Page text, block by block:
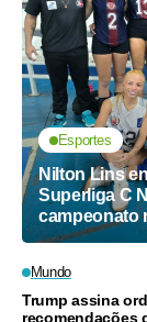
Esportes
Nilton Lins
Superliga C
campeonato
Mundo
Trump assina
recomendações